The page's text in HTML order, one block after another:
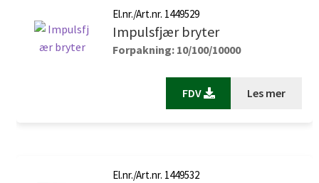
El.nr./Art.nr. 1449529
Impulsfjær bryter
Forpakning: 10/100/10000
FDV Les mer
El.nr./Art.nr. 1449532